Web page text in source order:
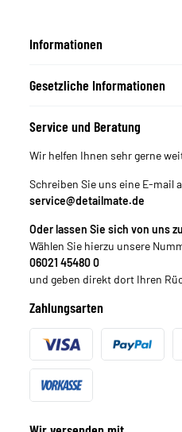
Informationen
Gesetzliche Informationen
Service und Beratung
Wir helfen Ihnen sehr gerne
Schreiben Sie uns eine E-mail
service@detailmate.de
Oder lassen Sie sich von uns
Wählen Sie hierzu unsere
06021 45480 0
und geben direkt dort Ihren
Zahlungsarten